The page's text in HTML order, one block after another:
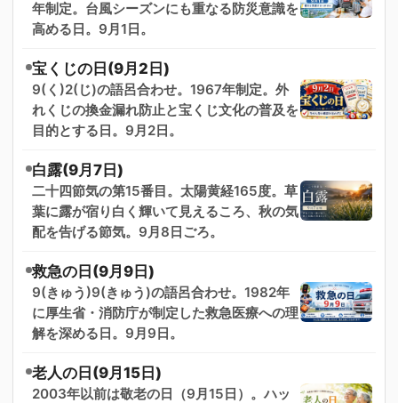
年制定。台風シーズンにも重なる防災意識を
高める日。9月1日。
宝くじの日(9月2日)
9(く)2(じ)の語呂合わせ。1967年制定。外
れくじの換金漏れ防止と宝くじ文化の普及を
目的とする日。9月2日。
白露(9月7日)
二十四節気の第15番目。太陽黄経165度。草
葉に露が宿り白く輝いて見えるころ、秋の気
配を告げる節気。9月8日ごろ。
救急の日(9月9日)
9(きゅう)9(きゅう)の語呂合わせ。1982年
に厚生省・消防庁が制定した救急医療への理
解を深める日。9月9日。
老人の日(9月15日)
2003年以前は敬老の日（9月15日）。ハッ